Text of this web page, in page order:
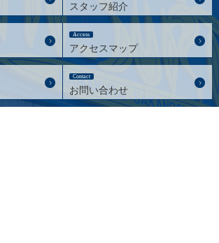
スタッフ紹介
Access
アクセスマップ
Contact
お問い合わせ